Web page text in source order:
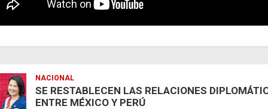
NACIONAL
SE RESTABLECEN LAS RELACIONES
ENTRE MÉXICO Y PERÚ